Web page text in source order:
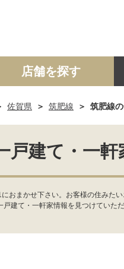
ン 土地 事
店舗を探す
佐賀県 筑肥線 筑肥線
戸建て・一軒
まかせ下さい。お客様の住みた
建て・一軒家情報を見つけてい